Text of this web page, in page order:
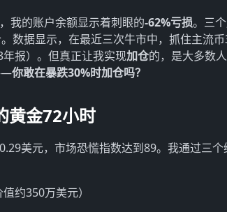
我的账户余额显示着刺眼的-62%亏损。三
数据显示，在最近三次牛市中，抓住主流币
报）。但真正让我实现加仓的，是大多数
你敢在暴跌30%时加仓吗？
黄金72小时
美元，市场恐慌指数达到89。我通过三
约350万美元）